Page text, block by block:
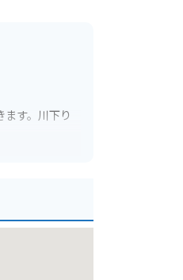
す。川下り